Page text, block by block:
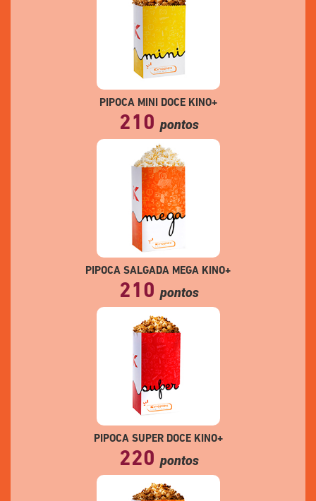
PIPOCA MINI DOCE KINO+
210 pontos
PIPOCA SALGADA MEGA KINO+
210 pontos
PIPOCA SUPER DOCE KINO+
220 pontos